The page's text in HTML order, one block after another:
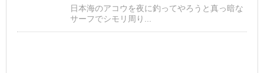
日本海のアコウを夜に釣ってやろうと真っ暗な
サーフでシモリ周り...